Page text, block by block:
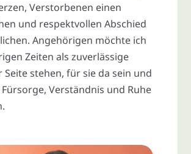
Verstorbenen einen
und respektvollen Abschied
Angehörigen möchte ich
Zeiten als zuverlässige
Seite stehen, für sie da sein und
Verständnis und Ruhe